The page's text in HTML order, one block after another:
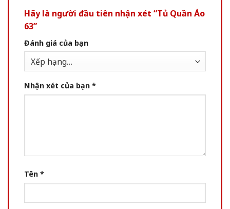
Hãy là người đầu tiên nhận xét “Tủ Quần Áo
63”
Đánh giá của bạn
Nhận xét của bạn *
Tên *